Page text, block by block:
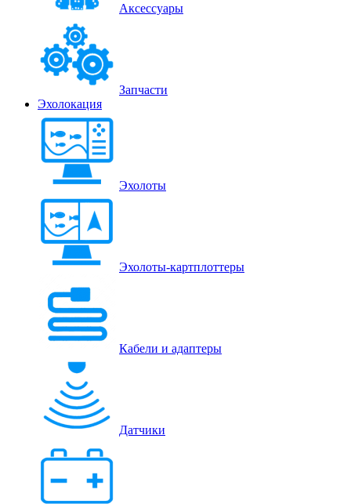
Аксессуары
Запчасти
Эхолокация
Эхолоты
Эхолоты-картплоттеры
Кабели и адаптеры
Датчики